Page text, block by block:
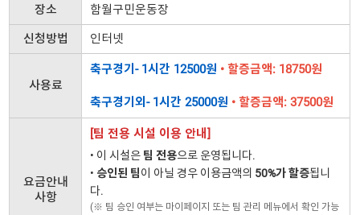
장소
함월구민운동장
신청방법
인터넷
사용료
축구경기- 1시간 12500원 • 할증금액: 18750원
축구경기외- 1시간 25000원 • 할증금액: 37500원
요금안내
사항
[팀 전용 시설 이용 안내]
• 이 시설은 팀 전용으로 운영됩니다.
• 승인된 팀이 아닐 경우 이용금액의 50%가 할증됩니
다.
(※ 팀 승인 여부는 마이페이지 또는 팀 관리 메뉴에서 확인 가능